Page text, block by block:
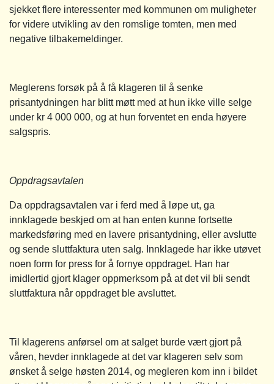
sjekket flere interessenter med kommunen om muligheter
for videre utvikling av den romslige tomten, men med
negative tilbakemeldinger.
Meglerens forsøk på å få klageren til å senke
prisantydningen har blitt møtt med at hun ikke ville selge
under kr 4 000 000, og at hun forventet en enda høyere
salgspris.
Oppdragsavtalen
Da oppdragsavtalen var i ferd med å løpe ut, ga
innklagede beskjed om at han enten kunne fortsette
markedsføring med en lavere prisantydning, eller avslutte
og sende sluttfaktura uten salg. Innklagede har ikke utøvet
noen form for press for å fornye oppdraget. Han har
imidlertid gjort klager oppmerksom på at det vil bli sendt
sluttfaktura når oppdraget ble avsluttet.
Til klagerens anførsel om at salget burde vært gjort på
våren, hevder innklagede at det var klageren selv som
ønsket å selge høsten 2014, og megleren kom inn i bildet